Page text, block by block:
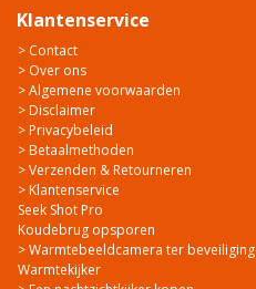
Klantenservice
> Contact
> Over ons
> Algemene voorwaarden
> Disclaimer
> Privacybeleid
> Betaalmethoden
> Verzenden & Retourneren
> Klantenservice
Seek Shot Pro
Koudebrug opsporen
> Warmtebeeldcamera ter beveiliging
Warmtekijker